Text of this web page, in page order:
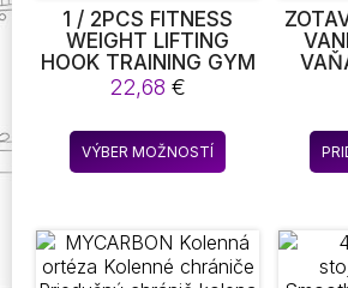
1 / 2PCS FITNESS
WEIGHT LIFTING
HOOK TRAINING GYM
GRIPS HOOK LIFT
BAREBELL DUMBELL
KETTLBELL STRAPS
WRIST SUPPORT PRE
ŠPORTOVÉ CVIČENIE
22,68€
VÝBER MOŽNOSTÍ
Tento
produkt
variantov.
Možnosti